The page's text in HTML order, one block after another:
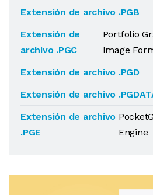
Extensión de archivo .PGB
Extensión de
archivo .PGC
Portfolio
Image
Extensión de archivo .PGD
Extensión de archivo
Extensión de archivo
.PGE
Engine